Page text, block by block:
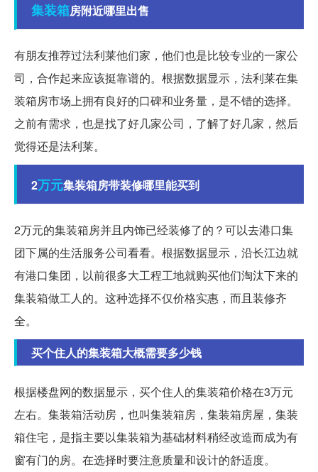
集装箱房附近哪里出售
有朋友推荐过法利莱他们家，他们也是比较专业的一家公
司，合作起来应该挺靠谱的。根据数据显示，法利莱在集
装箱房市场上拥有良好的口碑和业务量，是不错的选择。
之前有需求，也是找了好几家公司，了解了好几家，然后
觉得还是法利莱。
2万元集装箱房带装修哪里能买到
2万元的集装箱房并且内饰已经装修了的？可以去港口集
团下属的生活服务公司看看。根据数据显示，沿长江边就
有港口集团，以前很多大工程工地就购买他们淘汰下来的
集装箱做工人的。这种选择不仅价格实惠，而且装修齐
全。
买个住人的集装箱大概需要多少钱
根据楼盘网的数据显示，买个住人的集装箱价格在3万元
左右。集装箱活动房，也叫集装箱房，集装箱房屋，集装
箱住宅，是指主要以集装箱为基础材料稍经改造而成为有
窗有门的房。在选择时要注意质量和设计的舒适度。